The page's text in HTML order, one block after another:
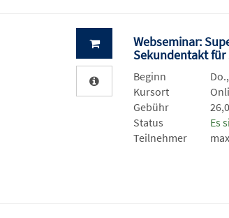
Webseminar:
Sekundentakt
Beginn
Kursort
Gebühr
Status
Es
Teilnehmer